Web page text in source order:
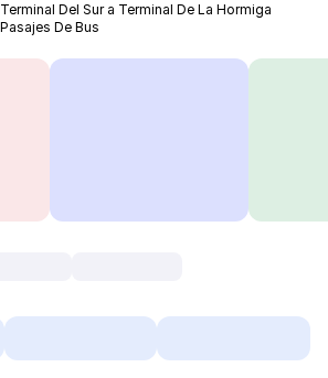
Terminal Del Sur a Terminal De La Hormiga
Pasajes De Bus